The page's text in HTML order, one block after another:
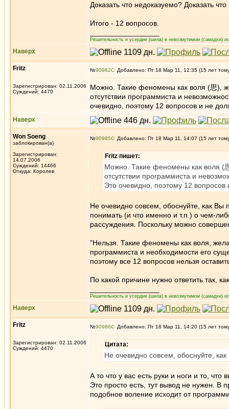
Доказать что недоказуемо? Доказать
Итого - 12 вопросов.
Решительность и усердие (шила) в невозмутимом (самадхи)
Наверх
Fritz
Зарегистрирован: 02.11.2006
Суждений: 4470
№90982 Добавлено: Пт 18 Мар 11, 12:35 (15 лет
Можно. Такие феномены как воля (思),
отсутствии программиста и
очевидно, поэтому 12 вопросов и не
Наверх
Won Soeng
заблокирован(а)
Зарегистрирован:
14.07.2006
Суждений: 14466
Откуда: Королев
№90985 Добавлено: Пт 18 Мар 11, 14:07 (15 лет
Fritz пишет:
Можно. Такие феномены как воля (
отсутствии программиста и
Это очевидно, поэтому 12 вопросов
Не очевидно совсем, обоснуйте, как Вы
понимать (и что именно и т.п.) о чем-
рассуждения. Поскольку можно
"Нельзя. Такие феномены как воля,
программиста и необходимости его
поэтому все 12 вопросов нельзя
По какой причине нужно ответить так,
Решительность и усердие (шила) в невозмутимом (самадхи)
Наверх
Fritz
Зарегистрирован: 02.11.2006
Суждений: 4470
№90986 Добавлено: Пт 18 Мар 11, 14:20 (15 лет
Цитата:
Не очевидно совсем, обоснуйте,
А то что у вас есть руки и ноги и то,
Это просто есть, тут вывод не нужен. В
подобное воление исходит от